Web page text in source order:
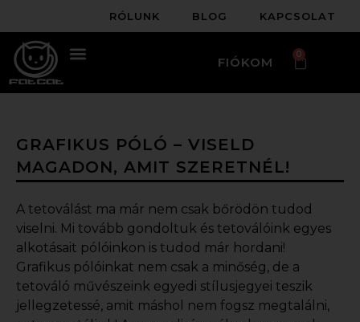
RÓLUNK BLOG KAPCSOLAT
FIÓKOM
0
GRAFIKUS PÓLÓ – VISELD
MAGADON, AMIT SZERETNÉL!
A tetoválást ma már nem csak bőrödön tudod
viselni. Mi tovább gondoltuk és tetoválóink egyes
alkotásait pólóinkon is tudod már hordani!
Grafikus pólóinkat nem csak a minőség, de a
tetováló művészeink egyedi stílusjegyei teszik
jellegzetessé, amit máshol nem fogsz megtalálni,